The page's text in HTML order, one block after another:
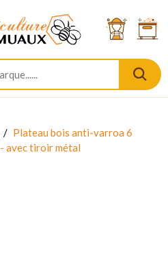
Plateau bois anti-varroa 6
avec tiroir métal